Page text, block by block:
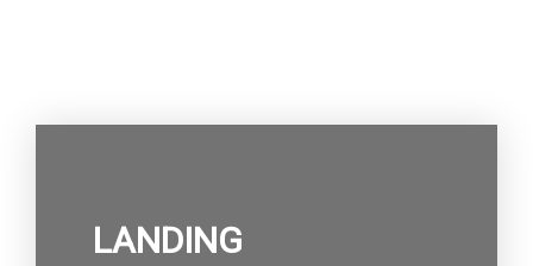
LANDING